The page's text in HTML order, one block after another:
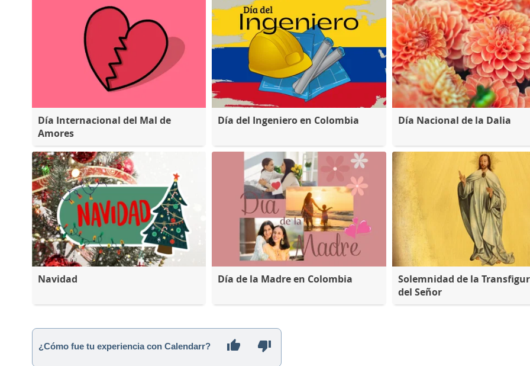
Día Internacional del Mal de
Amores
Día del Ingeniero en Colombia Día Nacional de la Dalia
Navidad Día de la Madre en Colombia
Solemnidad de la
del Señor
¿Cómo fue tu experiencia con Calendarr?